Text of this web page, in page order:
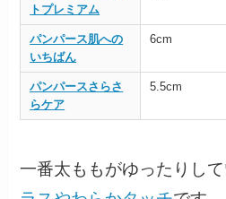
トプレミアム
パンパース肌への
いちばん
6cm
パンパースさらさ
らケア
5.5cm
一番太ももがゆったりして